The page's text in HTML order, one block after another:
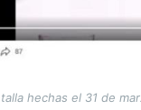
hechas el 31 de